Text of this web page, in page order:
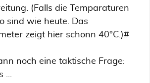
(Falls die Temparaturen
sind wie heute. Das
zeigt hier schonn 40°C.)#
noch eine taktische Frage:
...